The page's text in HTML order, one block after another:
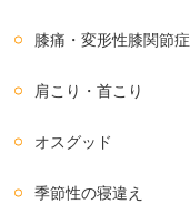
膝痛・変形性膝関節症
肩こり・首こり
オスグッド
季節性の寝違え